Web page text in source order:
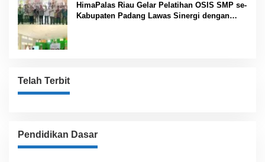
HimaPalas Riau Gelar Pelatihan OSIS SMP se-
Kabupaten Padang Lawas Sinergi dengan
Telah Terbit
Pendidikan Dasar